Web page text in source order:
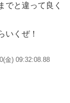
でと違って良く
いくぜ！
金) 09:32:08.88